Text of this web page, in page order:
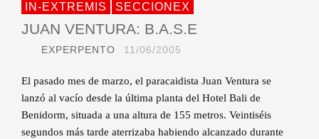
IN-EXTREMIS SECCIONEX
JUAN VENTURA: B.A.S.E
EXPERPENTO 11/06/2005
El pasado mes de marzo, el paracaidista Juan Ventura se
lanzó al vacío desde la última planta del Hotel Bali de
Benidorm, situada a una altura de 155 metros. Veintiséis
segundos más tarde aterrizaba habiendo alcanzado durante